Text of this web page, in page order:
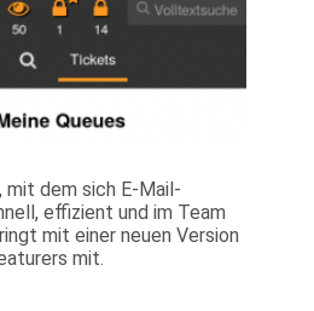
dem sich E-Mail-
effizient und im Team
mit einer neuen Version
mit.